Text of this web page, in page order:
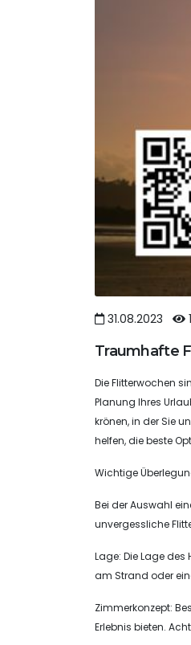
31.08.2023
Traumhafte
Die Flitterwochen
Planung Ihres
krönen, in der Sie
helfen, die beste
Wichtige
Bei der Auswahl
unvergessliche
Lage: Die Lage
am Strand oder
Zimmerkonzept:
Erlebnis bieten.